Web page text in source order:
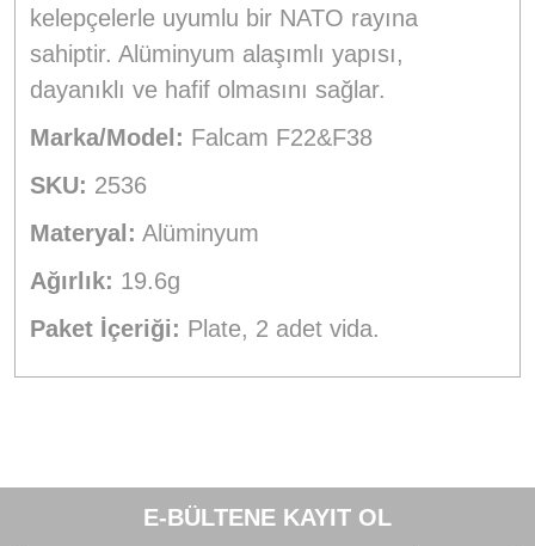
kelepçelerle uyumlu bir NATO rayına
sahiptir. Alüminyum alaşımlı yapısı,
dayanıklı ve hafif olmasını sağlar.
Marka/Model: Falcam F22&F38
SKU: 2536
Materyal: Alüminyum
Ağırlık: 19.6g
Paket İçeriği: Plate, 2 adet vida.
Yorum Yaz
Görüş ve önerileriniz için teşekkür ederiz.
E-BÜLTENE KAYIT OL